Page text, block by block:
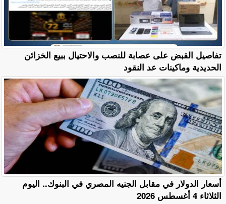
تفاصيل القبض على عصابة للنصب والاحتيال ببيع الخزائن
الحديدية وماكينات عد النقود
أسعار الدولار في مقابل الجنيه المصري في البنوك.. اليوم
الثلاثاء 4 أغسطس 2026